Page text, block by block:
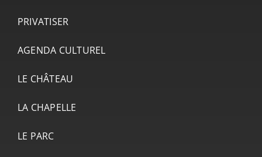
PRIVATISER
AGENDA CULTUREL
LE CHÂTEAU
LA CHAPELLE
LE PARC